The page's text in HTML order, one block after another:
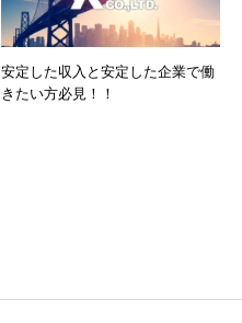
安定した収入と安定した企業で働
きたい方必見！！